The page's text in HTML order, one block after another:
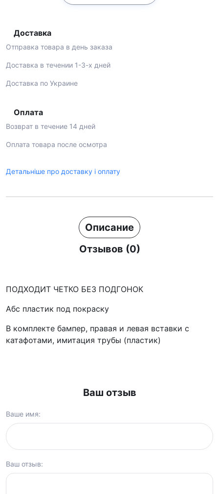
Доставка
Отправка товара в день заказа
Доставка в течении 1-3-х дней
Доставка по Украине
Оплата
Возврат в течение 14 дней
Оплата товара после осмотра
Детальніше про доставку і оплату
Описание
Отзывов (0)
ПОДХОДИТ ЧЕТКО БЕЗ ПОДГОНОК
Абс пластик под покраску
В комплекте бампер, правая и левая вставки с
катафотами, имитация трубы (пластик)
Ваш отзыв
Ваше имя:
Ваш отзыв: